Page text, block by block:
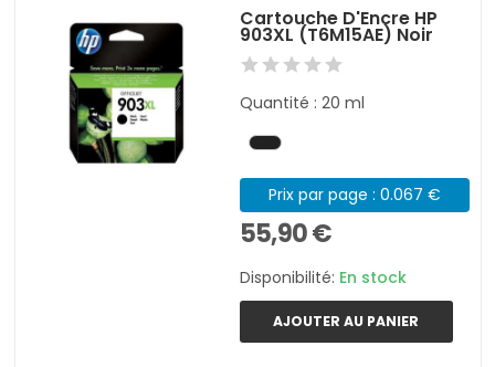
Cartouche D'Encre HP
903XL (T6M15AE) Noir
Quantité : 20 ml
Prix par page : 0.067 €
55,90 €
Disponibilité: En stock
AJOUTER AU PANIER